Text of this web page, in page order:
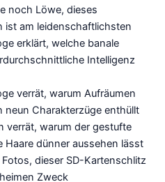
noch Löwe, dieses
ist am leidenschaftlichsten
erklärt, welche banale
Intelligenz
verrät, warum Aufräumen
neun Charakterzüge enthüllt
verrät, warum der gestufte
Haare dünner aussehen lässt
dieser SD-Kartenschlitz
Zweck